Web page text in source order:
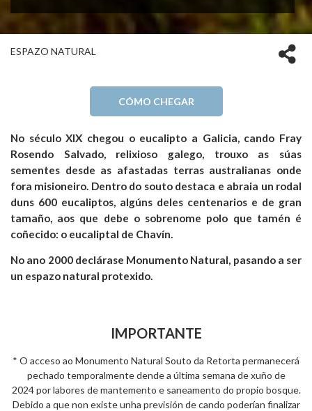
ESPAZO NATURAL
CÓMO CHEGAR
No século XIX chegou o eucalipto a Galicia, cando Fray
Rosendo Salvado, relixioso galego, trouxo as súas
sementes desde as afastadas terras australianas onde
fora misioneiro. Dentro do souto destaca e abraia un rodal
duns 600 eucaliptos, algúns deles centenarios e de gran
tamaño, aos que debe o sobrenome polo que tamén é
coñecido: o eucaliptal de Chavín.
No ano 2000 declárase Monumento Natural, pasando a ser
un espazo natural protexido.
IMPORTANTE
* O acceso ao Monumento Natural Souto da Retorta permanecerá
pechado temporalmente dende a última semana de xuño de
2024 por labores de mantemento e saneamento do propio bosque.
Debido a que non existe unha previsión de cando poderían finalizar